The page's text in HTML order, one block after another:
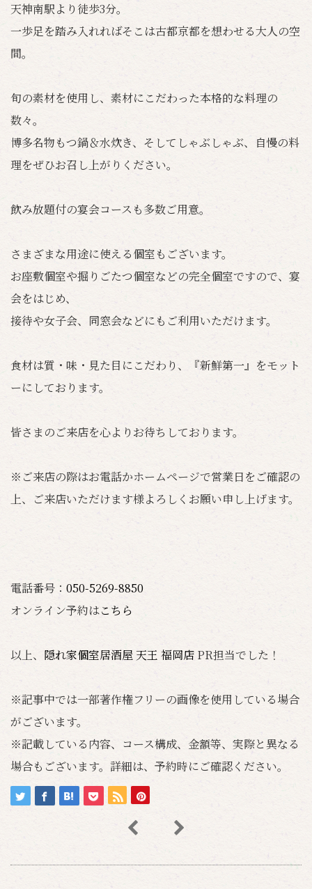
天神南駅より徒歩3分。
一歩足を踏み入れればそこは古都京都を想わせる大人の空
間。
旬の素材を使用し、素材にこだわった本格的な料理の
数々。
博多名物もつ鍋＆水炊き、そしてしゃぶしゃぶ、自慢の料
理をぜひお召し上がりください。
飲み放題付の宴会コースも多数ご用意。
さまざまな用途に使える個室もございます。
お座敷個室や掘りごたつ個室などの完全個室ですので、宴
会をはじめ、
接待や女子会、同窓会などにもご利用いただけます。
食材は質・味・見た目にこだわり、『新鮮第一』をモット
ーにしております。
皆さまのご来店を心よりお待ちしております。
※ご来店の際はお電話かホームページで営業日をご確認の
上、ご来店いただけます様よろしくお願い申し上げます。
電話番号： 050-5269-8850
オンライン予約はこちら
以上、 隠れ家個室居酒屋 天王 福岡店 PR担当でした！
※記事中では一部著作権フリーの画像を使用している場合
がございます。
※記載している内容、コース構成、金額等、実際と異なる
場合もございます。詳細は、予約時にご確認ください。